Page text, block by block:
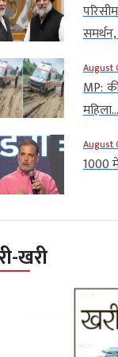
August
MP:
महिला...
August
1000
खरी